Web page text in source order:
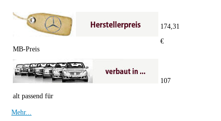
MB-Preis
174,31
€
alt passend für
107
Mehr...